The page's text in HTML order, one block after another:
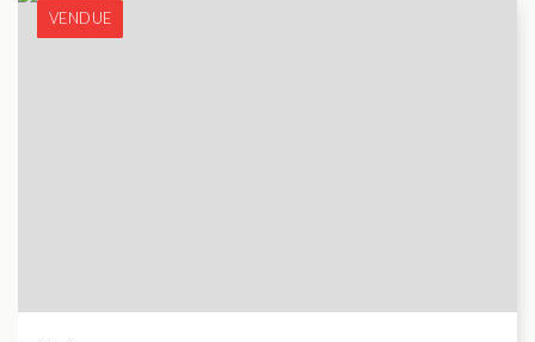
VENDUE